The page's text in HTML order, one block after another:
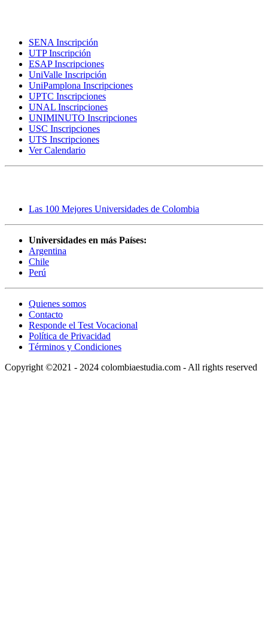
SENA Inscripción
UTP Inscripción
ESAP Inscripciones
UniValle Inscripción
UniPamplona Inscripciones
UPTC Inscripciones
UNAL Inscripciones
UNIMINUTO Inscripciones
USC Inscripciones
UTS Inscripciones
Ver Calendario
Las 100 Mejores Universidades de Colombia
Universidades en más Países:
Argentina
Chile
Perú
Quienes somos
Contacto
Responde el Test Vocacional
Política de Privacidad
Términos y Condiciones
Copyright ©2021 - 2024 colombiaestudia.com - All rights reserved